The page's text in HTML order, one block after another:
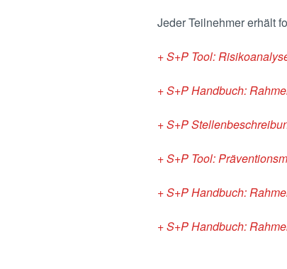
Jeder Teilnehmer erhält
+ S+P Tool:
+ S+P Handbuch:
+ S+P
+ S+P Tool:
+ S+P Handbuch:
+ S+P Handbuch: